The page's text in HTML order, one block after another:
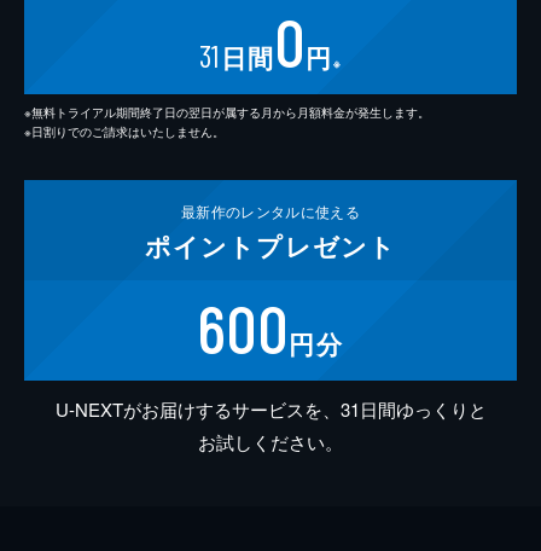
31 日間0円 ※
※無料トライアル期間終了日の翌日が属する月から月額料金が発生します。
※日割りでのご請求はいたしません。
最新作のレンタルに使える
ポイント プレゼント
600円分
U-NEXTがお届けするサービスを、31日間ゆっくりと
お試しください。